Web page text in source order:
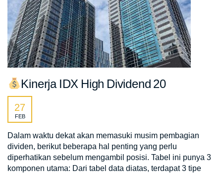
Kinerja IDX High Dividend 20
27
FEB
Dalam waktu dekat akan memasuki musim pembagian
dividen, berikut beberapa hal penting yang perlu
diperhatikan sebelum mengambil posisi. Tabel ini punya 3
komponen utama: Dari tabel data diatas, terdapat 3 tipe